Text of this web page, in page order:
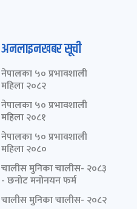
अनलाइनखबर सूची
नेपालका ५० प्रभावशाली
महिला २०८२
नेपालका ५० प्रभावशाली
महिला २०८१
नेपालका ५० प्रभावशाली
महिला २०८०
चालीस मुनिका चालीस- २०८३
- छनोट मनोनयन फर्म
चालीस मुनिका चालीस- २०८२